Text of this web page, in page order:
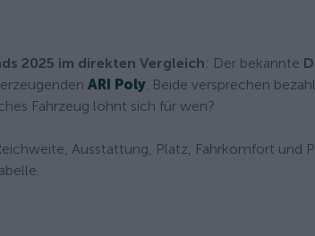
2025 im direkten Vergleich: Der bekannte
ARI Poly. Beide versprechen
Fahrzeug lohnt sich für wen?
Ausstattung, Platz, Fahrkomfort und